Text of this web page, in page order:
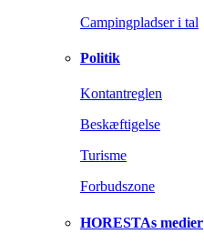
Campingpladser i tal
Politik
Kontantreglen
Beskæftigelse
Turisme
Forbudszone
HORESTAs medier